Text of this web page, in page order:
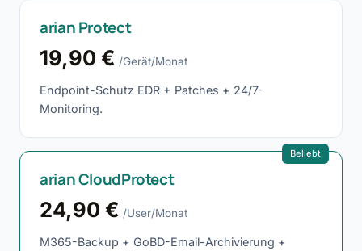
arian Protect
19,90 € /Gerät/Monat
Endpoint-Schutz EDR + Patches + 24/7-
Monitoring.
Beliebt
arian CloudProtect
24,90 € /User/Monat
M365-Backup + GoBD-Email-Archivierung +